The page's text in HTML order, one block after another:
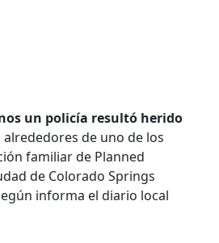
un policía resultó herido
alrededores de uno de los
familiar de Planned
de Colorado Springs
informa el diario local